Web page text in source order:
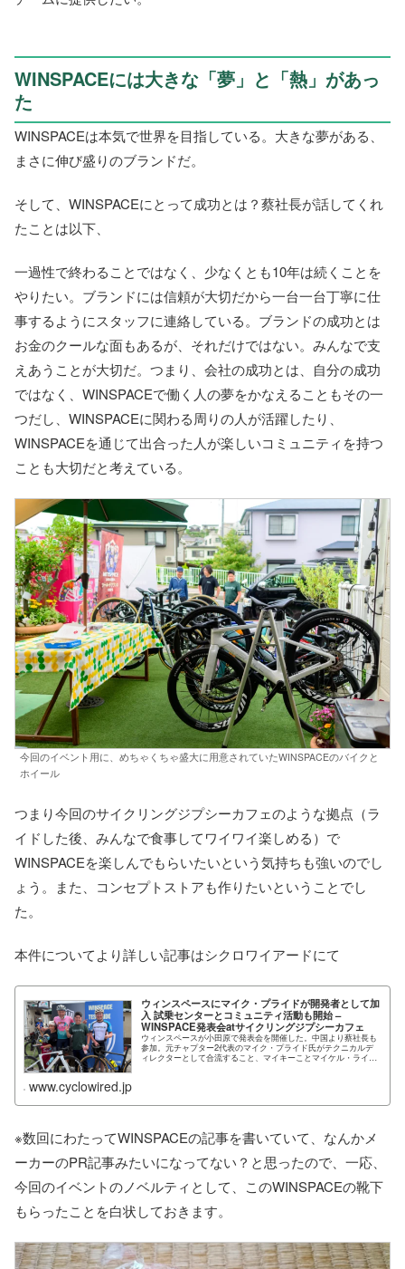
WINSPACEには大きな「夢」と「熱」があっ
た
WINSPACEは本気で世界を目指している。大きな夢がある、
まさに伸び盛りのブランドだ。
そして、WINSPACEにとって成功とは？蔡社長が話してくれ
たことは以下、
一過性で終わることではなく、少なくとも10年は続くことを
やりたい。ブランドには信頼が大切だから一台一台丁寧に仕
事するようにスタッフに連絡している。ブランドの成功とは
お金のクールな面もあるが、それだけではない。みんなで支
えあうことが大切だ。つまり、会社の成功とは、自分の成功
ではなく、WINSPACEで働く人の夢をかなえることもその一
つだし、WINSPACEに関わる周りの人が活躍したり、
WINSPACEを通じて出合った人が楽しいコミュニティを持つ
ことも大切だと考えている。
今回のイベント用に、めちゃくちゃ盛大に用意されていたWINSPACEのバイクと
ホイール
つまり今回のサイクリングジプシーカフェのような拠点（ラ
イドした後、みんなで食事してワイワイ楽しめる）で
WINSPACEを楽しんでもらいたいという気持ちも強いのでし
ょう。また、コンセプトストアも作りたいということでし
た。
本件についてより詳しい記事はシクロワイアードにて
ウィンスペースにマイク・プライドが開発者として加
入 試乗センターとコミュニティ活動も開始 –
WINSPACE発表会atサイクリングジプシーカフェ
ウィンスペースが小田原で発表会を開催した。中国より蔡社長も
参加。元チャプター2代表のマイク・プライド氏がテクニカルデ
ィレクターとして合流すること、マイキーことマイケル・ライス
www.cyclowired.jp
※数回にわたってWINSPACEの記事を書いていて、なんかメ
ーカーのPR記事みたいになってない？と思ったので、一応、
今回のイベントのノベルティとして、このWINSPACEの靴下
もらったことを白状しておきます。